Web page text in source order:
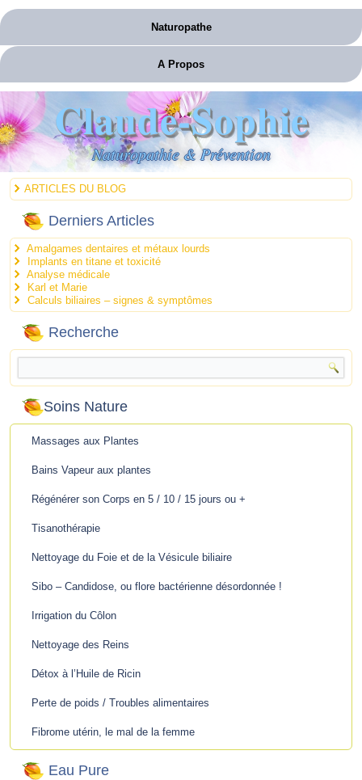
Naturopathe
A Propos
Claude-Sophie
Naturopathie & Prévention
ARTICLES DU BLOG
Derniers Articles
Amalgames dentaires et métaux lourds
Implants en titane et toxicité
Analyse médicale
Karl et Marie
Calculs biliaires – signes & symptômes
Recherche
Soins Nature
Massages aux Plantes
Bains Vapeur aux plantes
Régénérer son Corps en 5 / 10 / 15 jours ou +
Tisanothérapie
Nettoyage du Foie et de la Vésicule biliaire
Sibo – Candidose, ou flore bactérienne désordonnée !
Irrigation du Côlon
Nettoyage des Reins
Détox à l’Huile de Ricin
Perte de poids / Troubles alimentaires
Fibrome utérin, le mal de la femme
Eau Pure